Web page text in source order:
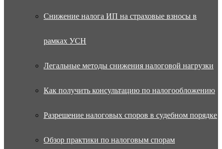
Снижение налога ИП на страховые взносы в
рамках УСН
Легальные методы снижения налоговой нагрузки
Как получить консультацию по налогообложению
Разрешение налоговых споров в судебном порядке
Обзор практики по налоговым спорам